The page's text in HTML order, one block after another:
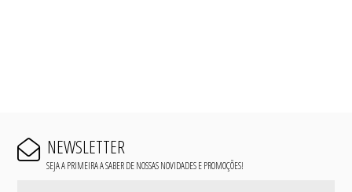
NEWSLETTER
SEJA A PRIMEIRA A SABER DE NOSSAS NOVIDADES E PROMOÇÕES!